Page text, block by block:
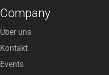
Company
Über uns
Kontakt
Events